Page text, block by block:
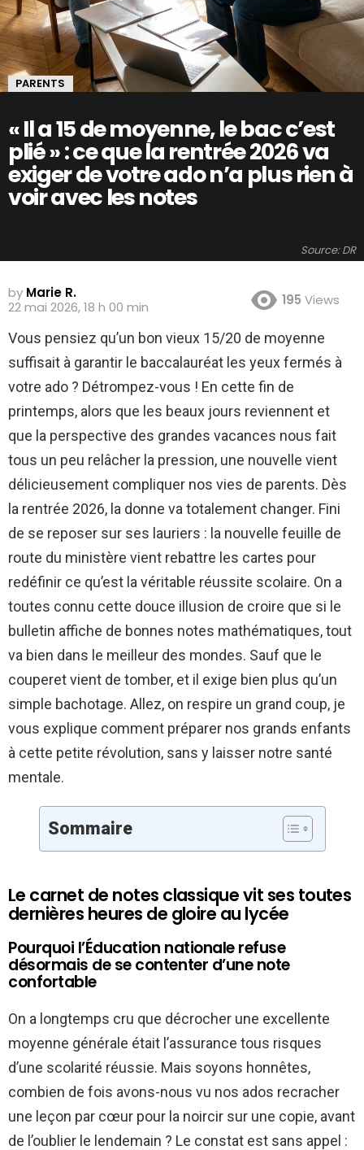
PARENTS
« Il a 15 de moyenne, le bac c’est
plié » : ce que la rentrée 2026 va
exiger de votre ado n’a plus rien à
voir avec les notes
Source: DR
by Marie R.
22 mai 2026, 18 h 00 min
195 Views
Vous pensiez qu’un bon vieux 15/20 de moyenne
suffisait à garantir le baccalauréat les yeux fermés à
votre ado ? Détrompez-vous ! En cette fin de
printemps, alors que les beaux jours reviennent et
que la perspective des grandes vacances nous fait
tous un peu relâcher la pression, une nouvelle vient
délicieusement compliquer nos vies de parents. Dès
la rentrée 2026, la donne va totalement changer. Fini
de se reposer sur ses lauriers : la nouvelle feuille de
route du ministère vient rebattre les cartes pour
redéfinir ce qu’est la véritable réussite scolaire. On a
toutes connu cette douce illusion de croire que si le
bulletin affiche de bonnes notes mathématiques, tout
va bien dans le meilleur des mondes. Sauf que le
couperet vient de tomber, et il exige bien plus qu’un
simple bachotage. Allez, on respire un grand coup, je
vous explique comment préparer nos grands enfants
à cette petite révolution, sans y laisser notre santé
mentale.
Sommaire
Le carnet de notes classique vit ses toutes
dernières heures de gloire au lycée
Pourquoi l’Éducation nationale refuse
désormais de se contenter d’une note
confortable
On a longtemps cru que décrocher une excellente
moyenne générale était l’assurance tous risques
d’une scolarité réussie. Mais soyons honnêtes,
combien de fois avons-nous vu nos ados recracher
une leçon par cœur pour la noircir sur une copie, avant
de l’oublier le lendemain ? Le constat est sans appel :